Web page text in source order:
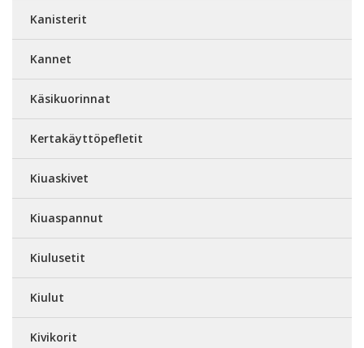
Kanisterit
Kannet
Käsikuorinnat
Kertakäyttöpefletit
Kiuaskivet
Kiuaspannut
Kiulusetit
Kiulut
Kivikorit